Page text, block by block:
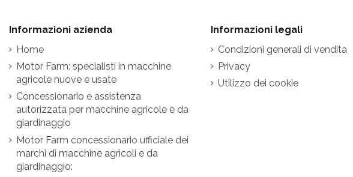
Informazioni azienda
Home
Motor Farm: specialisti in macchine
agricole nuove e usate
Concessionario e assistenza
autorizzata per macchine agricole e da
giardinaggio
Motor Farm concessionario ufficiale dei
marchi di macchine agricoli e da
giardinaggio:
Informazioni legali
Condizioni generali di vendita
Privacy
Utilizzo dei cookie